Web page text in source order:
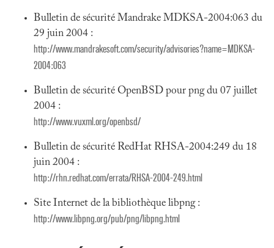
Bulletin de sécurité Mandrake MDKSA-2004:063 du
29 juin 2004 :
http://www.mandrakesoft.com/security/advisories?name=MDKSA-
2004:063
Bulletin de sécurité OpenBSD pour png du 07 juillet
2004 :
http://www.vuxml.org/openbsd/
Bulletin de sécurité RedHat RHSA-2004:249 du 18
juin 2004 :
http://rhn.redhat.com/errata/RHSA-2004-249.html
Site Internet de la bibliothèque libpng :
http://www.libpng.org/pub/png/libpng.html